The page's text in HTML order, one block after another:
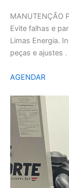
MANUTENÇÃO
Evite falhas e
Limas Energia.
peças e ajustes .
AGENDAR